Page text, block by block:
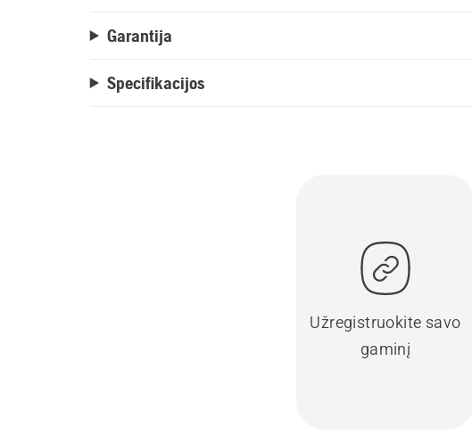
Garantija
Specifikacijos
Užregistruokite savo
gaminį